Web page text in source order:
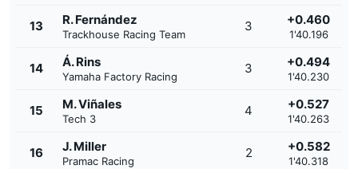
13 R. Fernández
Trackhouse Racing Team
3 +0.460
1'40.196
14 Á. Rins
Yamaha Factory Racing
3 +0.494
1'40.230
15 M. Viñales
Tech 3
4 +0.527
1'40.263
16 J. Miller
Pramac Racing
2 +0.582
1'40.318